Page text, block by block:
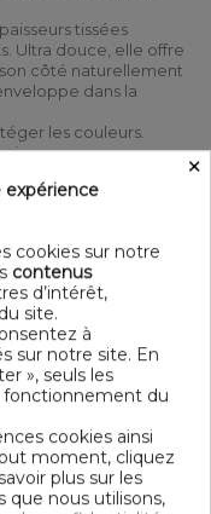
tissées
Ultra douce, elle offre
côté naturellement
dans la
les couleurs.
gr/m² - 260x240 cm
Lavable à 40° C
100 - BSCI -
USÉES
×
expérience
cookies sur notre
contenus
d’intérêt,
site.
à
sur notre site. En
», seuls les
fonctionnement du
cookies ainsi
moment, cliquez
plus sur les
que nous utilisons,